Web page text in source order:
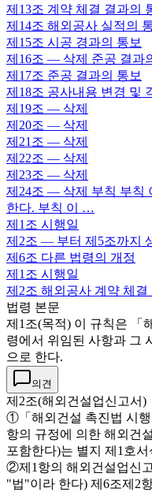
제13조 계약 체결 결과의
제14조 해외공사 실적의
제15조 시공 경과의 통보
제16조 — 삭제 준공 결과
제17조 준공 결과의 통보
제18조 공사내용 변경 및
제19조 — 삭제
제20조 — 삭제
제21조 — 삭제
제22조 — 삭제
제23조 — 삭제
제24조 — 삭제 부칙 부칙
한다. 부칙 이 …
제1조 시행일
제2조 — 부터 제5조까지
제6조 다른 법령의 개정
제1조 시행일
제2조 해외공사 계약 체결
법령 본문
제1조(목적) 이 규칙은 「
령에서 위임된 사항과 그
으로 한다.
의견
제2조(해외건설업신고서)
①「해외건설 촉진법 시
항의 규정에 의한 해외건
포함한다)는 별지 제1호서
②제1항의 해외건설업신
"법"이라 한다) 제6조제2